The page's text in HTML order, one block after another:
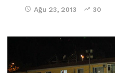
Ağu 23, 2013 30